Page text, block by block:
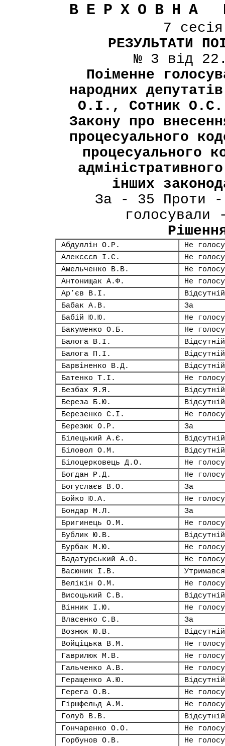
ВЕРХОВНА
7
РЕЗУЛЬТАТИ
№ 3 від
Поіменне
народних
О.І., Сотник О.С.
Закону про
процесуального
процесуального
інших
За - 35 Проти -
Абдуллін О.Р.
Не
Алексєєв І.С.
Не
Амельченко В.В.
Не
Антонищак А.Ф.
Не
Ар’єв В.І.
Відсутній
Бабак А.В.
За
Бабій Ю.Ю.
Не
Бакуменко О.Б.
Не
Балога В.І.
Відсутній
Балога П.І.
Відсутній
Барвіненко В.Д.
Відсутній
Батенко Т.І.
Не
Безбах Я.Я.
Відсутній
Береза Б.Ю.
Відсутній
Березенко С.І.
Не
Березюк О.Р.
За
Білецький А.Є.
Відсутній
Біловол О.М.
Відсутній
Білоцерковець Д.О.
Не
Богдан Р.Д.
Не
Богуслаєв В.О.
За
Бойко Ю.А.
Не
Бондар М.Л.
За
Бригинець О.М.
Не
Бублик Ю.В.
Відсутній
Бурбак М.Ю.
Не
Вадатурський А.О.
Не
Васюник І.В.
Утримався
Велікін О.М.
Не
Висоцький С.В.
Відсутній
Вінник І.Ю.
Не
Власенко С.В.
За
Вознюк Ю.В.
Відсутній
Войціцька В.М.
Не
Гаврилюк М.В.
Не
Гальченко А.В.
Не
Геращенко А.Ю.
Відсутній
Герега О.В.
Не
Гіршфельд А.М.
Не
Голуб В.В.
Відсутній
Гончаренко О.О.
Не
Горбунов О.В.
Не